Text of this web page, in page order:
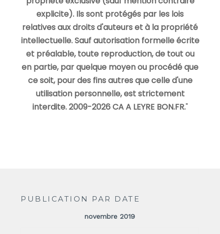
explicite). Ils sont protégés par les lois
relatives aux droits d'auteurs et à la propriété
intellectuelle. Sauf autorisation formelle écrite
et préalable, toute reproduction, de tout ou
en partie, par quelque moyen ou procédé que
ce soit, pour des fins autres que celle d'une
utilisation personnelle, est strictement
interdite. 2009-2026 CA A LEYRE BON.FR."
PUBLICATION PAR DATE
novembre 2019